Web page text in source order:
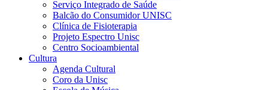
Serviço Integrado de Saúde
Balcão do Consumidor UNISC
Clínica de Fisioterapia
Projeto Espectro Unisc
Centro Socioambiental
Cultura
Agenda Cultural
Coro da Unisc